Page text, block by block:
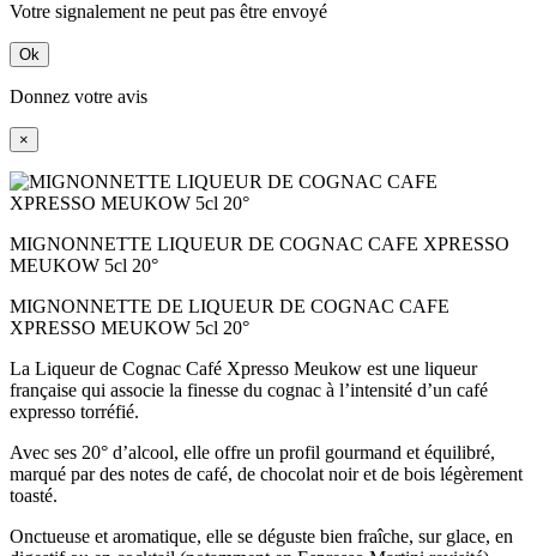
Votre signalement ne peut pas être envoyé
Ok
Donnez votre avis
×
MIGNONNETTE LIQUEUR DE COGNAC CAFE XPRESSO
MEUKOW 5cl 20°
MIGNONNETTE DE LIQUEUR DE COGNAC CAFE
XPRESSO MEUKOW 5cl 20°
La Liqueur de Cognac Café Xpresso Meukow est une liqueur
française qui associe la finesse du cognac à l’intensité d’un café
expresso torréfié.
Avec ses 20° d’alcool, elle offre un profil gourmand et équilibré,
marqué par des notes de café, de chocolat noir et de bois légèrement
toasté.
Onctueuse et aromatique, elle se déguste bien fraîche, sur glace, en